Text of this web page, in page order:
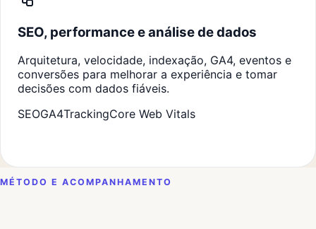
SEO, performance e análise de dados
Arquitetura, velocidade, indexação, GA4, eventos e
conversões para melhorar a experiência e tomar
decisões com dados fiáveis.
SEOGA4TrackingCore Web Vitals
MÉTODO E ACOMPANHAMENTO